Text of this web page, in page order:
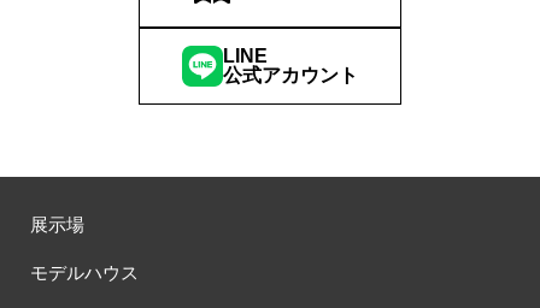
LINE
公式アカウント
展示場
モデルハウス